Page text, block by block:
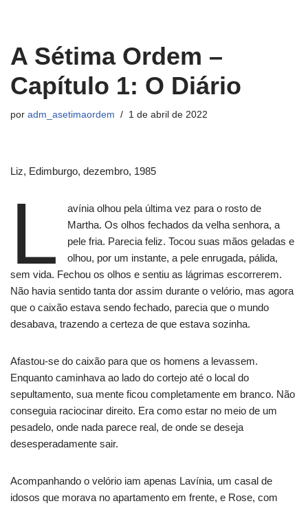
para
conteúdo
A Sétima Ordem –
Capítulo 1: O Diário
por adm_asetimaordem 1 de abril de 2022
Liz, Edimburgo, dezembro, 1985
L
avínia olhou pela última vez para o rosto de
Martha. Os olhos fechados da velha senhora, a
pele fria. Parecia feliz. Tocou suas mãos geladas e
olhou, por um instante, a pele enrugada, pálida,
sem vida. Fechou os olhos e sentiu as lágrimas escorrerem.
Não havia sentido tanta dor assim durante o velório, mas agora
que o caixão estava sendo fechado, parecia que o mundo
desabava, trazendo a certeza de que estava sozinha.
Afastou-se do caixão para que os homens a levassem.
Enquanto caminhava ao lado do cortejo até o local do
sepultamento, sua mente ficou completamente em branco. Não
conseguia raciocinar direito. Era como estar no meio de um
pesadelo, onde nada parece real, de onde se deseja
desesperadamente sair.
Acompanhando o velório iam apenas Lavínia, um casal de
idosos que morava no apartamento em frente, e Rose, com